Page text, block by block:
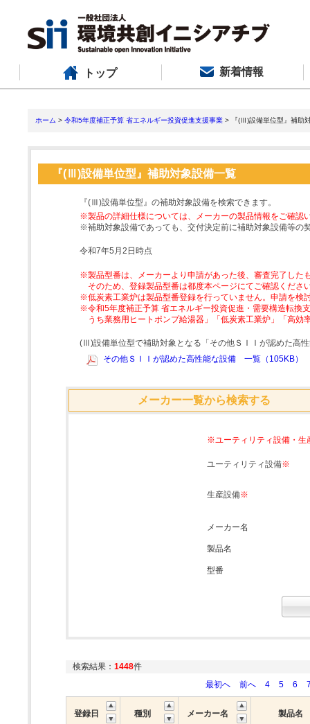
トップ 新着情報
ホーム > 令和5年度補正予算 省エネルギー投資促進支援事業 > 『(Ⅲ)設備単位型』補助
『(Ⅲ)設備単位型』補助対象設備一覧
『(Ⅲ)設備単位型』の補助対象設備を検索できます。
※製品の詳細仕様については、メーカーの製品情報をご確認
※補助対象設備であっても、交付決定前に補助対象設備等の
令和7年5月2日時点
※製品型番は、メーカーより申請があった後、審査完了した
そのため、登録製品型番は都度本ページにてご確認くださ
※低炭素工業炉は製品型番登録を行っていません。申請を検
※令和5年度補正予算 省エネルギー投資促進・需要構造転換
うち業務用ヒートポンプ給湯器」「低炭素工業炉」「高
(Ⅲ)設備単位型で補助対象となる「その他ＳＩＩが認めた高
その他ＳＩＩが認めた高性能な設備 一覧（105KB）
メーカー一覧から検索する
※ユーティリティ設備・生
ユーティリティ設備※
生産設備※
メーカー名
製品名
型番
検索結果： 1448件
最初へ
前へ 4 5 6
登録日 種別 メーカー名 製品名